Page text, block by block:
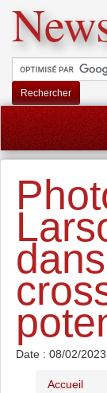
Rechercher
Date : 08/02/
Accueil